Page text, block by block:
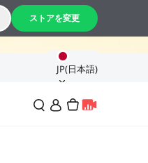
JP(日本語)
ストアを変更